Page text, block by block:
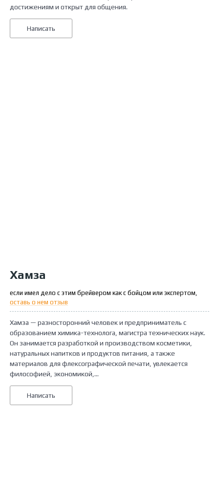
достижениям и открыт для общения.
Написать
Хамза
если имел дело с этим брейвером как с бойцом или экспертом,
оставь о нем отзыв
Хамза — разносторонний человек и предприниматель с
образованием химика-технолога, магистра технических наук.
Он занимается разработкой и производством косметики,
натуральных напитков и продуктов питания, а также
материалов для флексографической печати, увлекается
философией, экономикой,...
Написать